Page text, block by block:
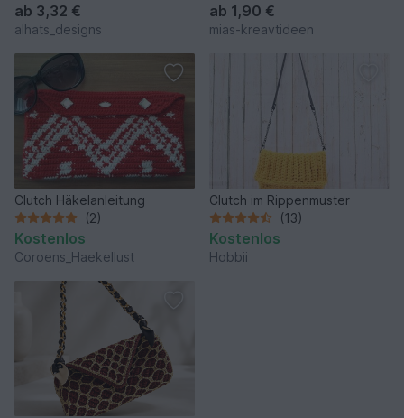
ab 3,32 €
alhats_designs
ab 1,90 €
mias-kreavtideen
Clutch Häkelanleitung
(2)
Kostenlos
Coroens_Haekellust
Clutch im Rippenmuster
(13)
Kostenlos
Hobbii